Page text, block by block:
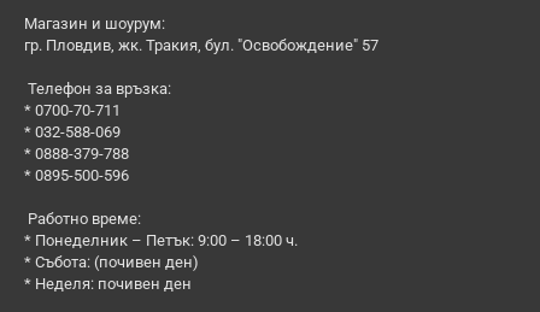
Магазин и шоурум:
гр. Пловдив, жк. Тракия, бул. "Освобождение" 57
Телефон за връзка:
* 0700-70-711
* 032-588-069
* 0888-379-788
* 0895-500-596
Работно време:
* Понеделник – Петък: 9:00 – 18:00 ч.
* Събота: (почивен ден)
* Неделя: почивен ден